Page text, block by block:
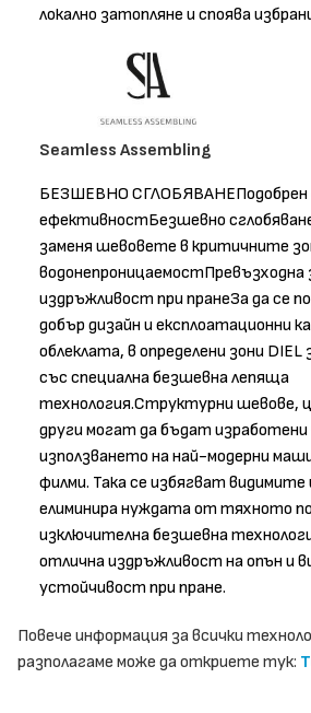
локално затопляне и споява
Seamless Assembling
БЕЗШЕВНО СГЛОБЯВАНЕПодобрен
ефективностБезшевно
заменя шевовете в критичните
водонепроницаемостПревъзходна
издръжливост при пранеЗа да се
добър дизайн и експлоатационни
облеклата, в определени зони
със специална безшевна лепяща
технология.Структурни шевове,
други могат да бъдат изработени
използването на най-модерни
филми. Така се избягват видимите
елиминира нуждата от тяхното
изключителна безшевна
отлична издръжливост на опън и
устойчивост при пране.
Повече информация за всички
разполагаме може да откриете тук: